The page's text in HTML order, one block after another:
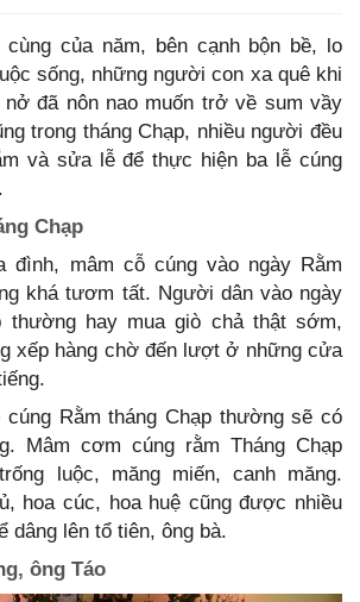
cùng của năm, bên cạnh bộn bề, lo
sống, những người con xa quê khi
đã nôn nao muốn trở về sum vầy
trong tháng Chạp, nhiều người đều
và sửa lễ để thực hiện ba lễ cúng
Chạp
đình, mâm cỗ cúng vào ngày Rằm
khá tươm tất. Người dân vào ngày
thường hay mua giò chả thật sớm,
xếp hàng chờ đến lượt ở những cửa
Rằm tháng Chạp thường sẽ có
Mâm cơm cúng rằm Tháng Chạp
luộc, măng miến, canh măng.
hoa cúc, hoa huệ cũng được nhiều
dâng lên tổ tiên, ông bà.
ông Táo